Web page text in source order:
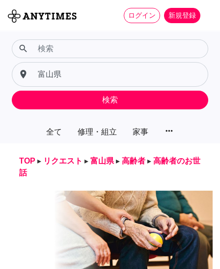
ログイン 新規登録
全て 修理・組立 家事 more_horiz
search
place
検索
TOP ▸ リクエスト ▸ 富山県 ▸ 高齢者 ▸ 高齢者のお世
話